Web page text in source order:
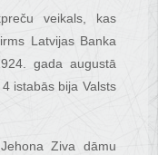
veikals, kas
Latvijas Banka
gada augustā
istabās bija Valsts
Ziva dāmu